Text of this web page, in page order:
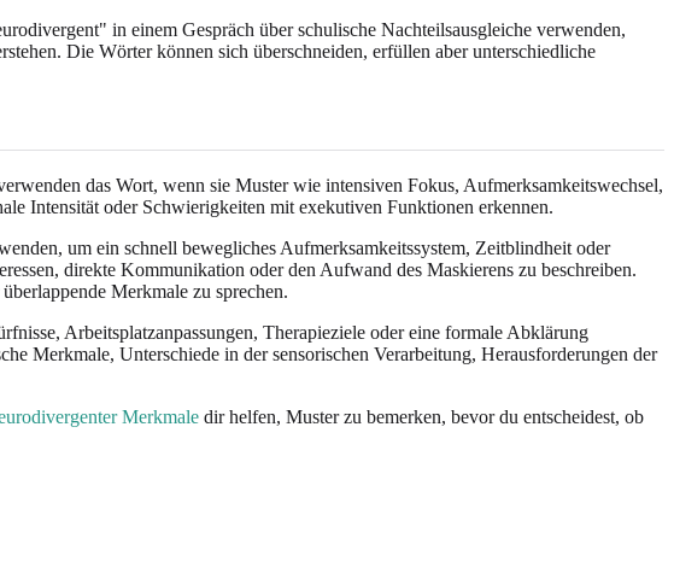
in einem Gespräch über schulische Nachteilsausgleiche verwenden,
Die Wörter können sich überschneiden, erfüllen aber unterschiedliche
das Wort, wenn sie Muster wie intensiven Fokus, Aufmerksamkeitswechsel,
Intensität oder Schwierigkeiten mit exekutiven Funktionen erkennen.
um ein schnell bewegliches Aufmerksamkeitssystem, Zeitblindheit oder
direkte Kommunikation oder den Aufwand des Maskierens zu beschreiben.
Merkmale zu sprechen.
Arbeitsplatzanpassungen, Therapieziele oder eine formale Abklärung
Merkmale, Unterschiede in der sensorischen Verarbeitung, Herausforderungen der
Merkmale dir helfen, Muster zu bemerken, bevor du entscheidest, ob